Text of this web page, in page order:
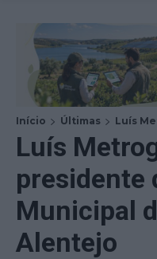
Início Últimas Luís
Luís
presidente
Municipal
Alentejo